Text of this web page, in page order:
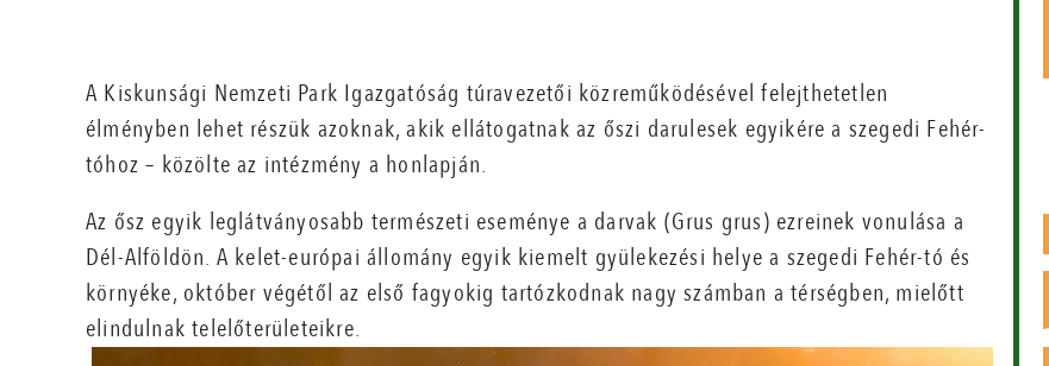
A Kiskunsági Nemzeti Park Igazgatóság túravezetői közreműködésével felejthetetlen
élményben lehet részük azoknak, akik ellátogatnak az őszi darulesek egyikére a szegedi Fehér-
tóhoz – közölte az intézmény a honlapján.
Az ősz egyik leglátványosabb természeti eseménye a darvak (Grus grus) ezreinek vonulása a
Dél-Alföldön. A kelet-európai állomány egyik kiemelt gyülekezési helye a szegedi Fehér-tó és
környéke, október végétől az első fagyokig tartózkodnak nagy számban a térségben, mielőtt
elindulnak telelőterületeikre.